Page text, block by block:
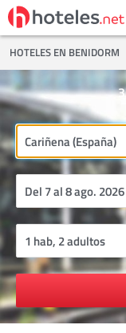
HOTELES EN BENIDORM
3